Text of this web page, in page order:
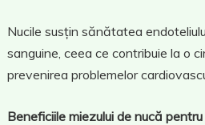
Nucile susțin sănătatea
sanguine, ceea ce contribuie la o
prevenirea problemelor
Beneficiile miezului de nucă